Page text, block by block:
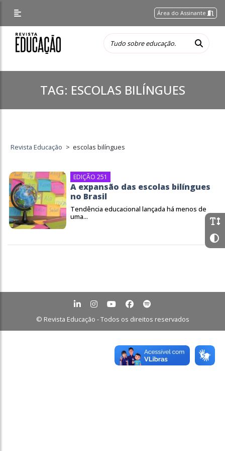
Área do Assinante
TAG: ESCOLAS BILÍNGUES
Revista Educação > escolas bilíngues
EDIÇÃO 251
A expansão das escolas bilíngues
no Brasil
Tendência educacional lançada há menos de
uma...
© Revista Educação - Todos os direitos reservados